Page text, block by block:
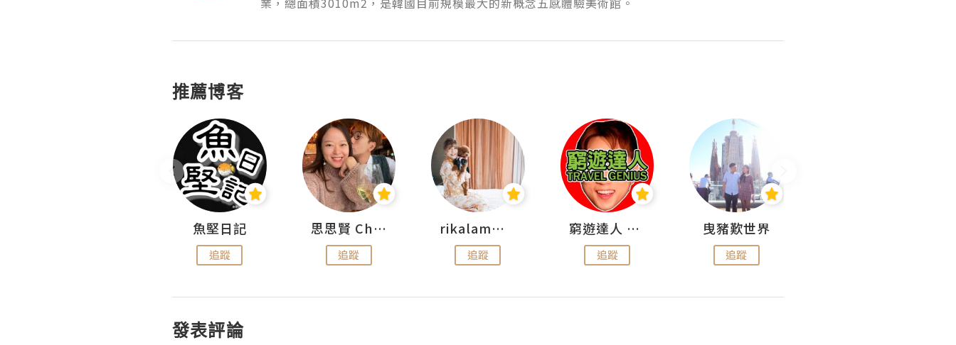
推薦博客
魚堅日記
追蹤
思思賢 ChillMyBabe
追蹤
rikalammm
追蹤
窮遊達人 Mr.TravelGenius
追蹤
曳豬歎世界
追蹤
發表評論